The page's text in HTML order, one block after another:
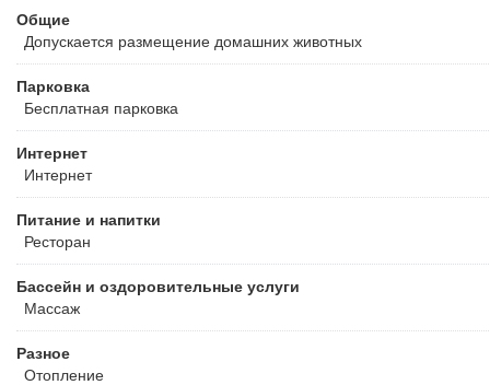
Общие
Допускается размещение домашних животных
Парковка
Бесплатная парковка
Интернет
Интернет
Питание и напитки
Ресторан
Бассейн и оздоровительные услуги
Массаж
Разное
Отопление